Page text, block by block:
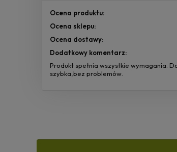
Ocena produktu:
Ocena sklepu:
Ocena dostawy:
Dodatkowy komentarz:
Produkt spełnia wszystkie wymagania.
szybka,bez problemów.